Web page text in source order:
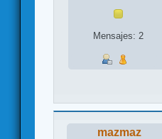
Mensajes: 2
mazmaz